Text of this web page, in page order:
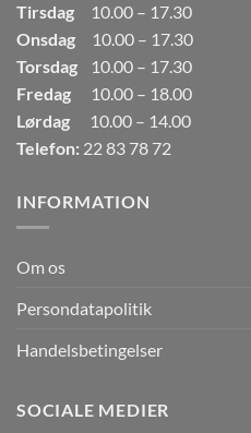
Tirsdag
10.00 – 17.30
Onsdag
10.00 – 17.30
Torsdag
10.00 – 17.30
Fredag
10.00 – 18.00
Lørdag
10.00 – 14.00
Telefon: 22 83 78 72
INFORMATION
Om os
Persondatapolitik
Handelsbetingelser
SOCIALE MEDIER